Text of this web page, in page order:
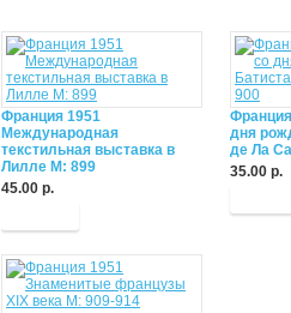
Франция 1951
Международная
текстильная выставка в
Лилле М: 899
45.00 р.
дня
де Ла
35.00 р.